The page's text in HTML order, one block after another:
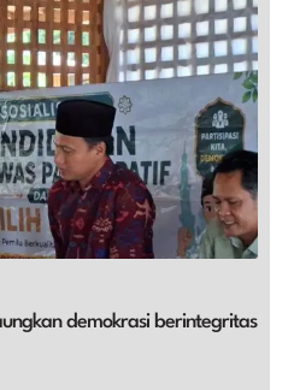
demokrasi berintegritas